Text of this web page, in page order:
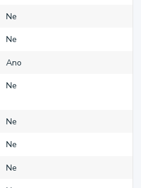
Ne
Ne
Ano
Ne
Ne
Ne
Ne